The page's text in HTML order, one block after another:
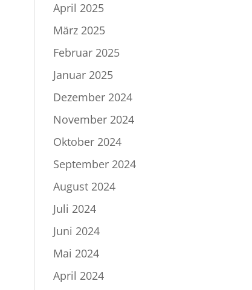
April 2025
März 2025
Februar 2025
Januar 2025
Dezember 2024
November 2024
Oktober 2024
September 2024
August 2024
Juli 2024
Juni 2024
Mai 2024
April 2024